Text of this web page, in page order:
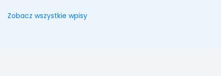
Zobacz wszystkie wpisy